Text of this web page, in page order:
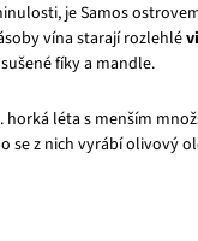
je Samos
vína starají rozlehlé
fíky a mandle.
horká léta s menším
se z nich vyrábí olivový